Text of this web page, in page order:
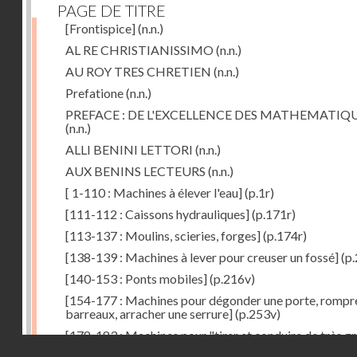
PAGE DE TITRE
[Frontispice](n.n.)
AL RE CHRISTIANISSIMO (n.n.)
AU ROY TRES CHRETIEN (n.n.)
Prefatione(n.n.)
PREFACE : DE L'EXCELLENCE DES
(n.n.)
ALLI BENINI LETTORI (n.n.)
AUX BENINS LECTEURS (n.n.)
[ 1-110 : Machines à élever l'eau](p.1r)
[111-112 : Caissons hydrauliques](p.171r)
[113-137 : Moulins, scieries, forges](p.174r)
[138-139 : Machines à lever pour creuser un fossé]
[140-153 : Ponts mobiles](p.216v)
[154-177 : Machines pour dégonder une porte,
barreaux, arracher une serrure](p.253v)
[178-183 : Machines pour "tirer et conduire de très